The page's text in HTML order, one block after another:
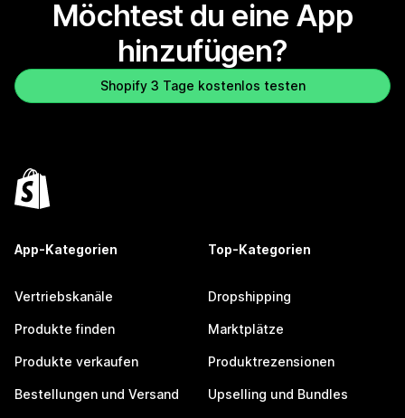
Möchtest du eine App
hinzufügen?
Shopify 3 Tage kostenlos testen
App-Kategorien
Vertriebskanäle
Produkte finden
Produkte verkaufen
Bestellungen und Versand
Top-Kategorien
Dropshipping
Marktplätze
Produktrezensionen
Upselling und Bundles